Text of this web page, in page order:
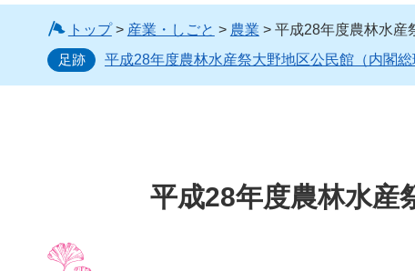
トップ> 産業・しごと > 農業 > 平成28年度農林水産
足跡
平成28年度農林水産祭大野地区公民館（内閣総
平成28年度農林水産